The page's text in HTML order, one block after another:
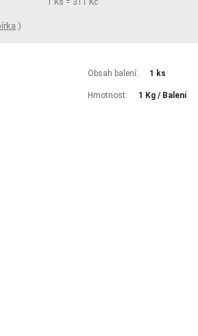
1 Ks = 311 Kč
)
Obsah balení: 1 ks
Hmotnost: 1 Kg / Balení